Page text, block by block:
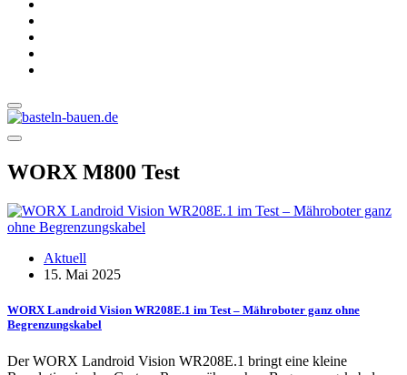
WORX M800 Test
Aktuell
15. Mai 2025
WORX Landroid Vision WR208E.1 im Test – Mähroboter ganz ohne
Begrenzungskabel
Der WORX Landroid Vision WR208E.1 bringt eine kleine